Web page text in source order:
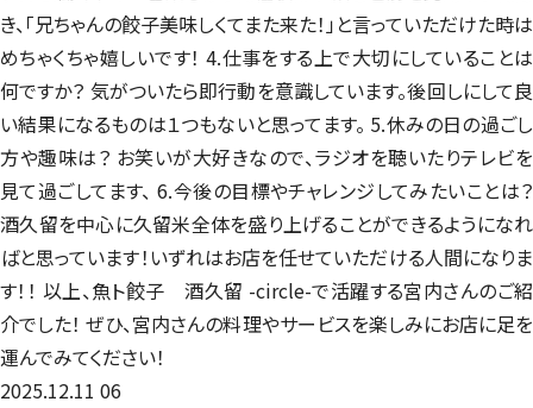
き、「兄ちゃんの餃子美味しくてまた来た！」と言っていただけた時は
めちゃくちゃ嬉しいです！ 4.仕事をする上で大切にしていることは
何ですか？ 気がついたら即行動を意識しています。後回しにして良
い結果になるものは１つもないと思ってます。 5.休みの日の過ごし
方や趣味は？ お笑いが大好きなので、ラジオを聴いたりテレビを
見て過ごしてます、 6.今後の目標やチャレンジしてみたいことは？
酒久留を中心に久留米全体を盛り上げることができるようになれ
ばと思っています！いずれはお店を任せていただける人間になりま
す！！ 以上、魚ト餃子 酒久留 -circle-で活躍する宮内さんのご紹
介でした！ ぜひ、宮内さんの料理やサービスを楽しみにお店に足を
運んでみてください！
2025.12.11 06